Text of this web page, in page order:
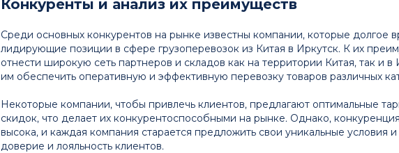
Конкуренты и анализ их преимуществ
Среди основных конкурентов на рынке известны компании, которые долгое
лидирующие позиции в сфере грузоперевозок из Китая в Иркутск. К их
отнести широкую сеть партнеров и складов как на территории Китая, так и в
им обеспечить оперативную и эффективную перевозку товаров различных
Некоторые компании, чтобы привлечь клиентов, предлагают оптимальные
скидок, что делает их конкурентоспособными на рынке. Однако,
высока, и каждая компания старается предложить свои уникальные условия
доверие и лояльность клиентов.